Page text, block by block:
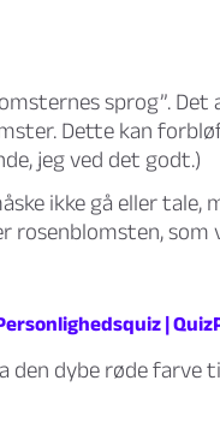
sprog”.
Dette kan
jeg ved det godt.)
ikke gå eller
rosenblomsten,
|
den dybe røde farve